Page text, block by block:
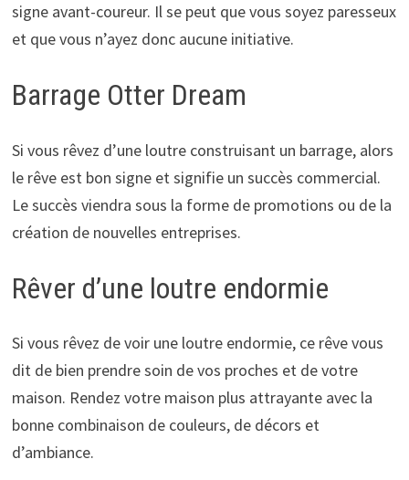
signe avant-coureur. Il se peut que vous soyez paresseux
et que vous n’ayez donc aucune initiative.
Barrage Otter Dream
Si vous rêvez d’une loutre construisant un barrage, alors
le rêve est bon signe et signifie un succès commercial.
Le succès viendra sous la forme de promotions ou de la
création de nouvelles entreprises.
Rêver d’une loutre endormie
Si vous rêvez de voir une loutre endormie, ce rêve vous
dit de bien prendre soin de vos proches et de votre
maison. Rendez votre maison plus attrayante avec la
bonne combinaison de couleurs, de décors et
d’ambiance.